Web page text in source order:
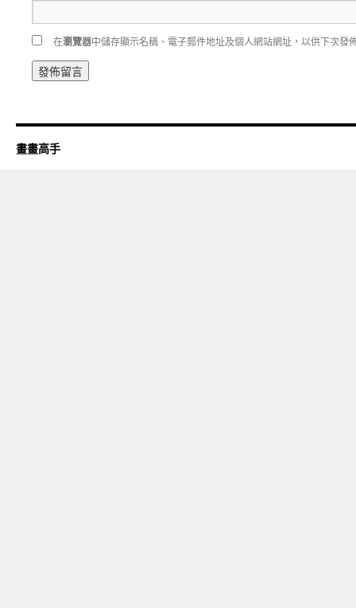
在瀏覽器中儲存顯示名稱、電子郵件地址及個人網站網址，以供下次發
畫畫高手